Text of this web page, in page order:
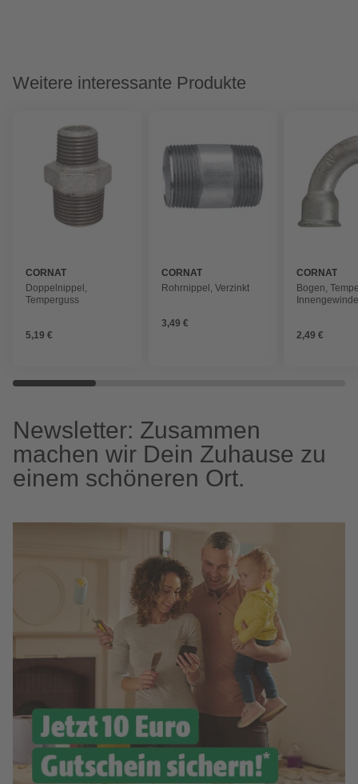
Weitere interessante Produkte
CORNAT
Doppelnippel,
Temperguss
5,19 €
CORNAT
Rohrnippel, Verzinkt
3,49 €
CORNAT
Bogen,
2,49 €
Newsletter: Zusammen
machen wir Dein Zuhause zu
einem schöneren Ort.